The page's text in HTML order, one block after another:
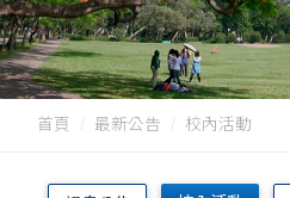
首頁 最新公告 校內活動